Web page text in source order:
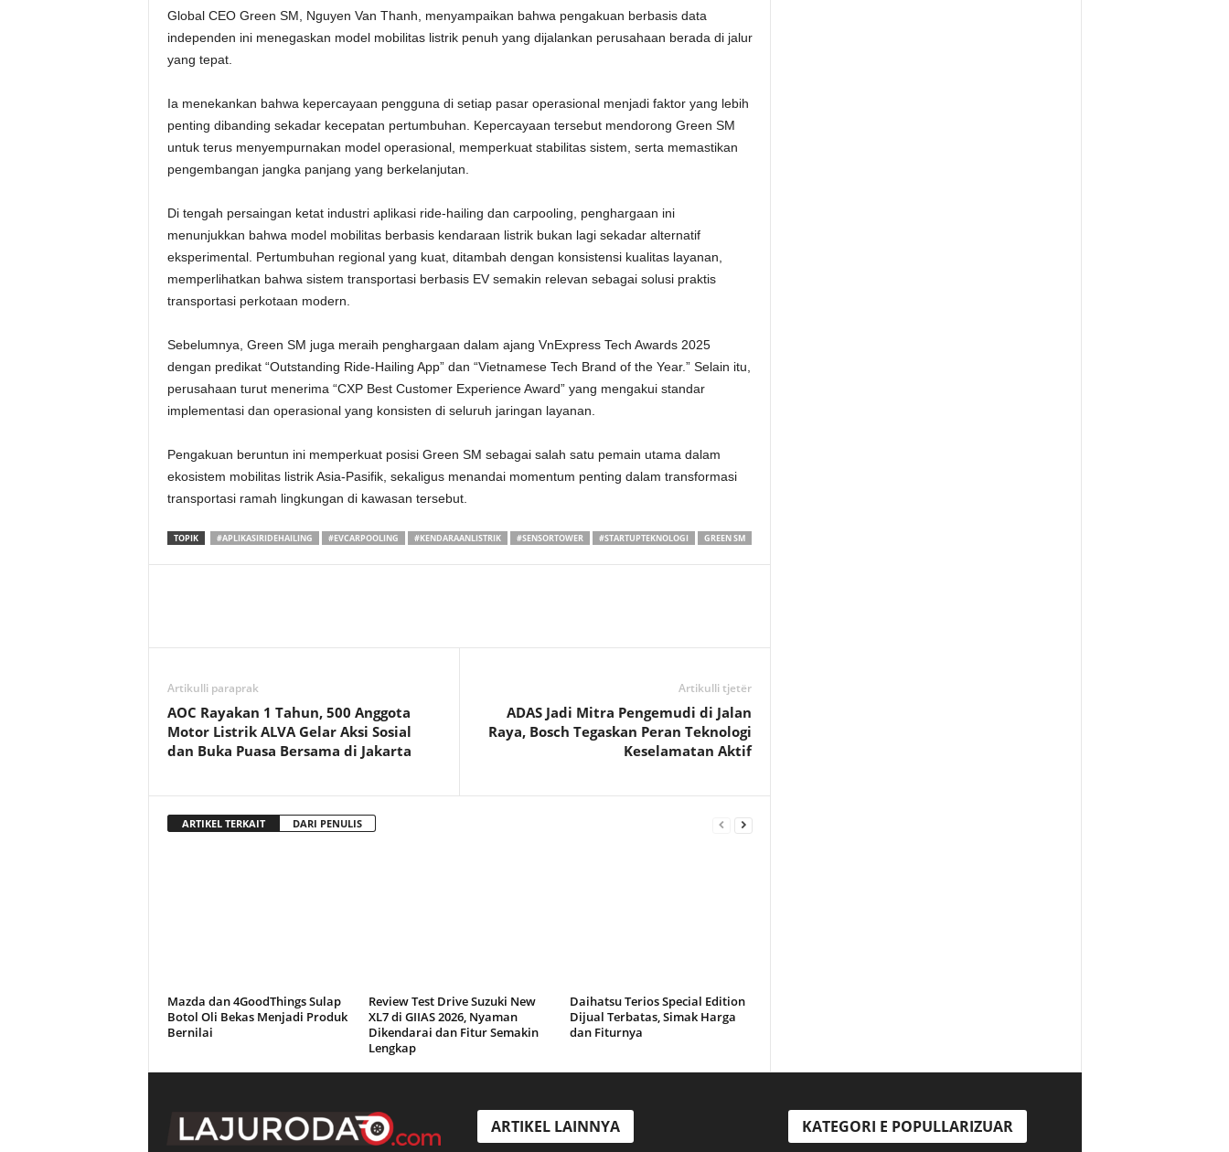
Global CEO Green SM, Nguyen Van Thanh, menyampaikan bahwa pengakuan berbasis data
independen ini menegaskan model mobilitas listrik penuh yang dijalankan perusahaan berada di jalur
yang tepat.
Ia menekankan bahwa kepercayaan pengguna di setiap pasar operasional menjadi faktor yang lebih
penting dibanding sekadar kecepatan pertumbuhan. Kepercayaan tersebut mendorong Green SM
untuk terus menyempurnakan model operasional, memperkuat stabilitas sistem, serta memastikan
pengembangan jangka panjang yang berkelanjutan.
Di tengah persaingan ketat industri aplikasi ride-hailing dan carpooling, penghargaan ini
menunjukkan bahwa model mobilitas berbasis kendaraan listrik bukan lagi sekadar alternatif
eksperimental. Pertumbuhan regional yang kuat, ditambah dengan konsistensi kualitas layanan,
memperlihatkan bahwa sistem transportasi berbasis EV semakin relevan sebagai solusi praktis
transportasi perkotaan modern.
Sebelumnya, Green SM juga meraih penghargaan dalam ajang VnExpress Tech Awards 2025
dengan predikat “Outstanding Ride-Hailing App” dan “Vietnamese Tech Brand of the Year.” Selain itu,
perusahaan turut menerima “CXP Best Customer Experience Award” yang mengakui standar
implementasi dan operasional yang konsisten di seluruh jaringan layanan.
Pengakuan beruntun ini memperkuat posisi Green SM sebagai salah satu pemain utama dalam
ekosistem mobilitas listrik Asia-Pasifik, sekaligus menandai momentum penting dalam transformasi
transportasi ramah lingkungan di kawasan tersebut.
TOPIK #APLIKASIRIDEHAILING #EVCARPOOLING #KENDARAANLISTRIK #SENSORTOWER #STARTUPTEKNOLOGI GREEN SM
Artikulli paraprak
AOC Rayakan 1 Tahun, 500 Anggota
Motor Listrik ALVA Gelar Aksi Sosial
dan Buka Puasa Bersama di Jakarta
Artikulli tjetër
ADAS Jadi Mitra Pengemudi di Jalan
Raya, Bosch Tegaskan Peran Teknologi
Keselamatan Aktif
ARTIKEL TERKAIT DARI PENULIS
Mazda dan 4GoodThings Sulap
Botol Oli Bekas Menjadi Produk
Bernilai
Review Test Drive Suzuki New
XL7 di GIIAS 2026, Nyaman
Dikendarai dan Fitur Semakin
Lengkap
Daihatsu Terios Special Edition
Dijual Terbatas, Simak Harga
dan Fiturnya
ARTIKEL LAINNYA KATEGORI E POPULLARIZUAR